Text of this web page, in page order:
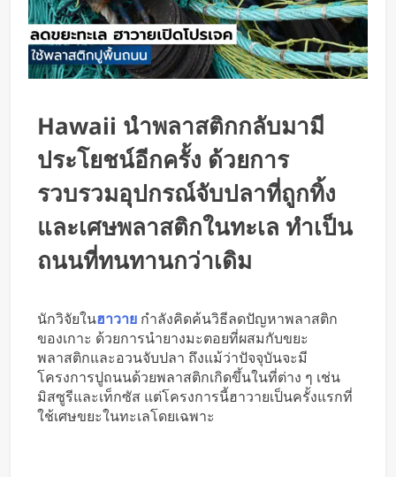
นักวิจัย NUS CDE พัฒนา “ผิว
อิเล็กทรอนิกส์” ที่รับรู้การสัมผัสและ
ซ่อมแซมตัวเองใต้น้ำได้
2 วัน Ago
บินสำเร็จครั้งแรก
3 วัน Ago
BlaBlaCar เปิดให้บริการในไทย
แพลตฟอร์มคาร์พูลระหว่างเมือง ช่วย
หารค่าน้ำมันและค่าทางด่วน
Hawaii นำพลาสติกกลับมามี
ประโยชน์อีกครั้ง ด้วยการ
รวบรวมอุปกรณ์จับปลาที่ถูกทิ้ง
และเศษพลาสติกในทะเล ทำเป็น
ถนนที่ทนทานกว่าเดิม
นักวิจัยในฮาวาย กำลังคิดค้นวิธีลดปัญหาพลาสติก
ของเกาะ ด้วยการนำยางมะตอยที่ผสมกับขยะ
พลาสติกและอวนจับปลา ถึงแม้ว่าปัจจุบันจะมี
โครงการปูถนนด้วยพลาสติกเกิดขึ้นในที่ต่าง ๆ เช่น
มิสซูรีและเท็กซัส แต่โครงการนี้ฮาวายเป็นครั้งแรกที่
ใช้เศษขยะในทะเลโดยเฉพาะ